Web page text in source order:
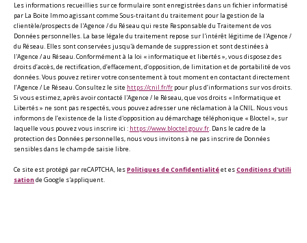
Les informations recueillies sur ce formulaire sont enregistrées dans un fichier informatisé
par La Boite Immo agissant comme Sous-traitant du traitement pour la gestion de la
clientèle/prospects de l'Agence / du Réseau qui reste Responsable du Traitement de vos
Données personnelles. La base légale du traitement repose sur l'intérêt légitime de l'Agence /
du Réseau. Elles sont conservées jusqu'à demande de suppression et sont destinées à
l'Agence / au Réseau. Conformément à la loi « informatique et libertés », vous disposez des
droits d’accès, de rectification, d’effacement, d’opposition, de limitation et de portabilité de vos
données. Vous pouvez retirer votre consentement à tout moment en contactant directement
l’Agence / Le Réseau. Consultez le site https://cnil.fr/fr pour plus d’informations sur vos droits.
Si vous estimez, après avoir contacté l'Agence / le Réseau, que vos droits « Informatique et
Libertés » ne sont pas respectés, vous pouvez adresser une réclamation à la CNIL. Nous vous
informons de l’existence de la liste d'opposition au démarchage téléphonique « Bloctel », sur
laquelle vous pouvez vous inscrire ici : https://www.bloctel.gouv.fr. Dans le cadre de la
protection des Données personnelles, nous vous invitons à ne pas inscrire de Données
sensibles dans le champ de saisie libre.
Ce site est protégé par reCAPTCHA, lesPolitiques de Confidentialitéet esConditions d'utili
sation de Google s'appliquent.